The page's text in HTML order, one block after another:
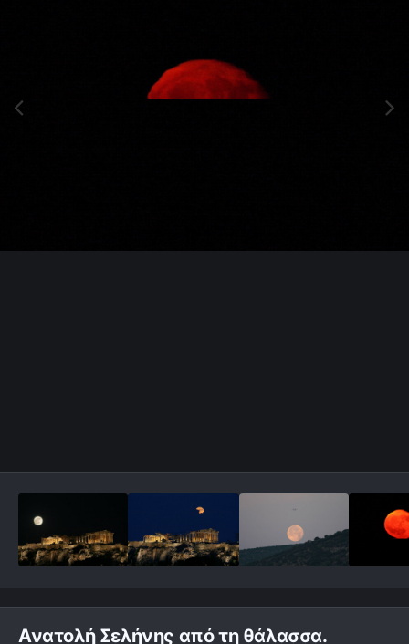
Ανατολή Σελήνης από τη θάλασσα.